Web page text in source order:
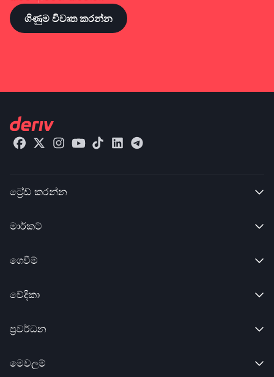
ගිණුම විවෘත කරන්න
ට්‍රේඩ් කරන්න​ 
මාර්කට් 
ගෙවීම් 
වේදිකා 
ප්‍රවර්ධන 
මෙවලම් 